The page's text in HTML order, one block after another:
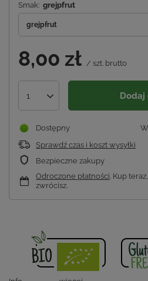
Smak: grejpfrut
grejpfrut
8,00 zł / szt. brutto
1 Dodaj
Dostępny
Sprawdź czas i koszt wysyłki
Bezpieczne zakupy
Odroczone płatności. Kup
zwrócisz.